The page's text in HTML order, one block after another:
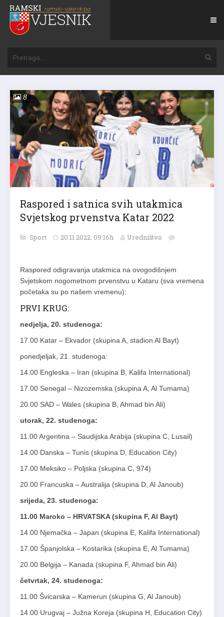
8
Raspored i satnica svih utakmica
Svjetskog prvenstva Katar 2022
Sport 20.11.2022. 09:16h Uredništvo
Raspored odigravanja utakmica na ovogodišnjem
Svjetskom nogometnom prvenstvu u Kataru (sva vremena
početaka su po našem vremenu):
PRVI KRUG:
nedjelja, 20. studenoga:
17.00 Katar – Ekvador (skupina A, stadion Al Bayt)
ponedjeljak, 21. studenoga:
14.00 Engleska – Iran (skupina B, Kalifa International)
17.00 Senegal – Nizozemska (skupina A, Al Tumama)
20.00 SAD – Wales (skupina B, Ahmad bin Ali)
utorak, 22. studenoga:
11.00 Argentina – Saudijska Arabija (skupina C, Lusail)
14.00 Danska – Tunis (skupina D, Education City)
17.00 Meksiko – Poljska (skupina C, 974)
20.00 Francuska – Australija (skupina D, Al Janoub)
srijeda, 23. studenoga:
11.00 Maroko – HRVATSKA (skupina F, Al Bayt)
14.00 Njemačka – Japan (skupina E, Kalifa International)
17.00 Španjolska – Kostarika (skupina E, Al Tumama)
20.00 Belgija – Kanada (skupina F, Ahmad bin Ali)
četvrtak, 24. studenoga:
11.00 Švicarska – Kamerun (skupina G, Al Janoub)
14.00 Urugvaj – Južna Koreja (skupina H, Education City)